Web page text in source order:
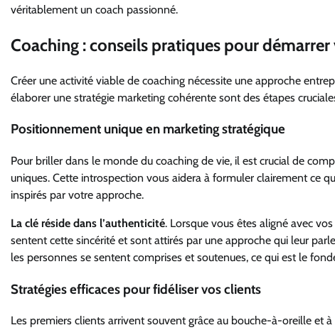
véritablement un coach passionné.
Coaching : conseils pratiques pour
Créer une activité viable de coaching nécessite une approche
élaborer une stratégie marketing cohérente sont des étapes
Positionnement unique en marketing stratégique
Pour briller dans le monde du coaching de vie, il est crucial de
uniques. Cette introspection vous aidera à formuler clairement ce
inspirés par votre approche.
La clé réside dans l’authenticité. Lorsque vous êtes aligné avec
sentent cette sincérité et sont attirés par une approche qui leur
les personnes se sentent comprises et soutenues, ce qui est le
Stratégies efficaces pour fidéliser vos clients
Les premiers clients arrivent souvent grâce au bouche-à-oreille et